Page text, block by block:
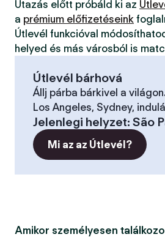
Utazás előtt próbáld ki az
a prémium előfizetéseink
Útlevél funkcióval
helyed és más városból is
Útlevél bárhová
Állj párba bárkivel a
Los Angeles, Sydney,
Jelenlegi helyzet: São
Mi az az Útlevél?
Amikor személyesen